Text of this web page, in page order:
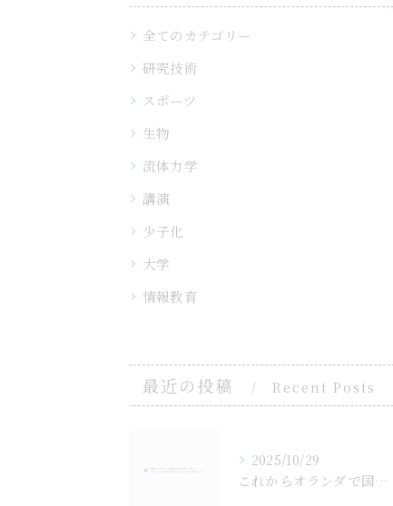
全てのカテゴリー
研究技術
スポーツ
生物
流体力学
講演
少子化
大学
情報教育
最近の投稿 Recent Posts
2025/10/29
これからオランダで国際会議FLUCOME2025